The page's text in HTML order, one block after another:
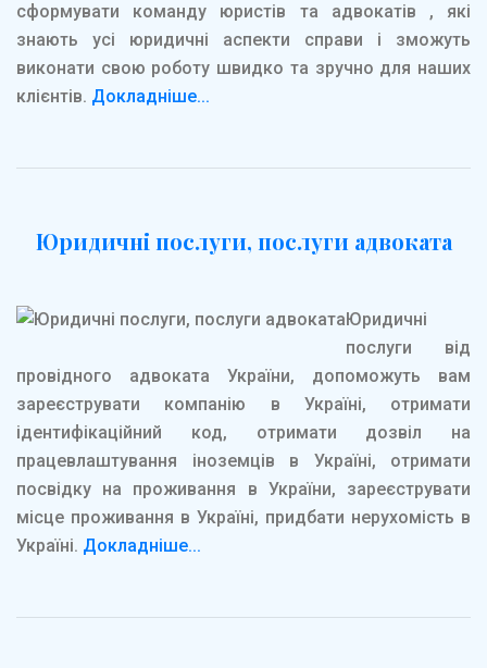
сформувати команду юристів та адвокатів , які
знають усі юридичні аспекти справи і зможуть
виконати свою роботу швидко та зручно для наших
клієнтів. Докладніше...
Юридичні послуги, послуги адвоката
Юридичні
послуги від
провідного адвоката України, допоможуть вам
зареєструвати компанію в Україні, отримати
ідентифікаційний код, отримати дозвіл на
працевлаштування іноземців в Україні, отримати
посвідку на проживання в України, зареєструвати
місце проживання в Україні, придбати нерухомість в
Україні. Докладніше...